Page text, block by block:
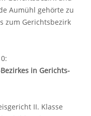
Aumühl gehörte zu
zum Gerichtsbezirk
in Gerichts-
II. Klasse